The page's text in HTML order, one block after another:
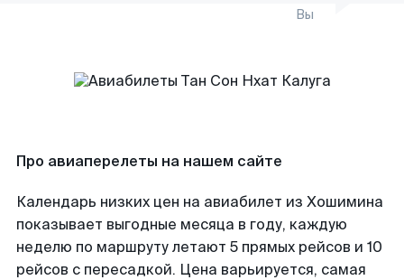
Вы
Про авиаперелеты на нашем сайте
Календарь низких цен на авиабилет из Хошимина
показывает выгодные месяца в году, каждую
неделю по маршруту летают 5 прямых рейсов и 10
рейсов с пересадкой. Цена варьируется, самая